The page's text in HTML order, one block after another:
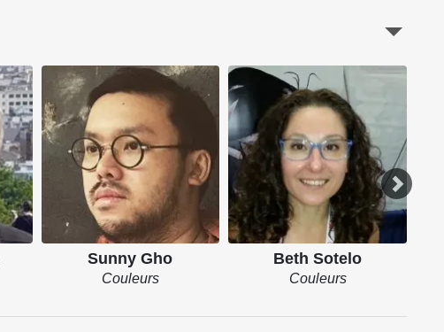
Sunny Gho
Couleurs
Beth Sotelo
Couleurs